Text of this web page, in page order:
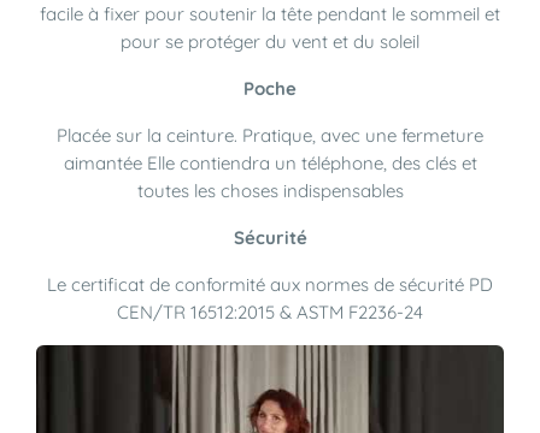
facile à fixer pour soutenir la tête pendant le sommeil et
pour se protéger du vent et du soleil
Poche
Placée sur la ceinture. Pratique, avec une fermeture
aimantée Elle contiendra un téléphone, des clés et
toutes les choses indispensables
Sécurité
Le certificat de conformité aux normes de sécurité PD
CEN/TR 16512:2015 & ASTM F2236-24